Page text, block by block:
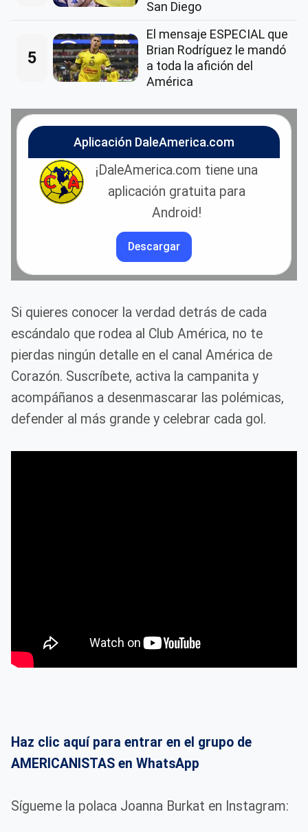
San Diego
5
El mensaje ESPECIAL que
Brian Rodríguez le mandó
a toda la afición del
América
Aplicación DaleAmerica.com
¡DaleAmerica.com tiene una
aplicación gratuita para
Android!
Descargar
Si quieres conocer la verdad detrás de cada
escándalo que rodea al Club América, no te
pierdas ningún detalle en el canal América de
Corazón. Suscríbete, activa la campanita y
acompáñanos a desenmascarar las polémicas,
defender al más grande y celebrar cada gol.
Haz clic aquí para entrar en el grupo de
AMERICANISTAS en WhatsApp
Sígueme la polaca Joanna Burkat en Instagram: